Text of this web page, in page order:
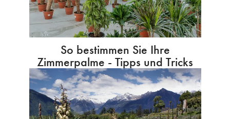
So bestimmen Sie Ihre
Zimmerpalme - Tipps und Tricks